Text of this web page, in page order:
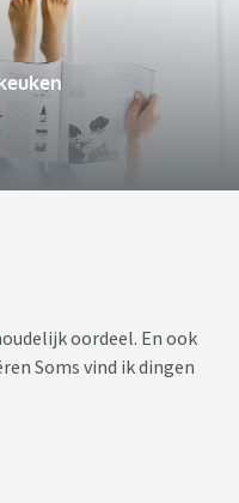
oordeel. En ook
Soms vind ik dingen